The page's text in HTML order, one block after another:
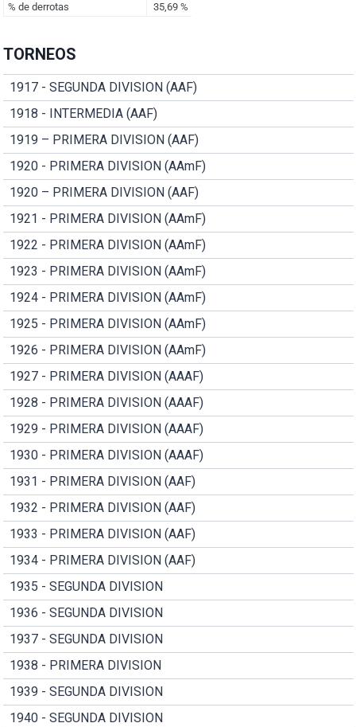
TORNEOS
1917 - SEGUNDA DIVISION (AAF)
1918 - INTERMEDIA (AAF)
1919 – PRIMERA DIVISION (AAF)
1920 - PRIMERA DIVISION (AAmF)
1920 – PRIMERA DIVISION (AAF)
1921 - PRIMERA DIVISION (AAmF)
1922 - PRIMERA DIVISION (AAmF)
1923 - PRIMERA DIVISION (AAmF)
1924 - PRIMERA DIVISION (AAmF)
1925 - PRIMERA DIVISION (AAmF)
1926 - PRIMERA DIVISION (AAmF)
1927 - PRIMERA DIVISION (AAAF)
1928 - PRIMERA DIVISION (AAAF)
1929 - PRIMERA DIVISION (AAAF)
1930 - PRIMERA DIVISION (AAAF)
1931 - PRIMERA DIVISION (AAF)
1932 - PRIMERA DIVISION (AAF)
1933 - PRIMERA DIVISION (AAF)
1934 - PRIMERA DIVISION (AAF)
1935 - SEGUNDA DIVISION
1936 - SEGUNDA DIVISION
1937 - SEGUNDA DIVISION
1938 - PRIMERA DIVISION
1939 - SEGUNDA DIVISION
1940 - SEGUNDA DIVISION